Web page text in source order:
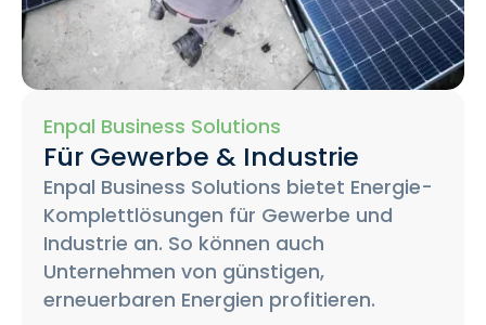
Enpal Business Solutions
Für Gewerbe & Industrie
Enpal Business Solutions bietet Energie-
Komplettlösungen für Gewerbe und
Industrie an. So können auch
Unternehmen von günstigen,
erneuerbaren Energien profitieren.